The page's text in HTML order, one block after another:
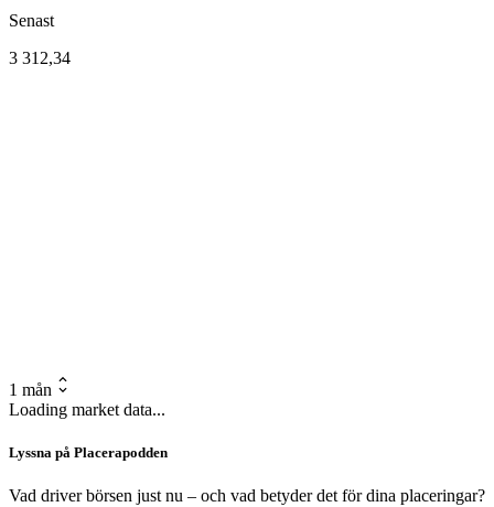
Senast
3 312,34
1 mån
Loading market data...
Lyssna på Placerapodden
Vad driver börsen just nu – och vad betyder det för dina placeringar?